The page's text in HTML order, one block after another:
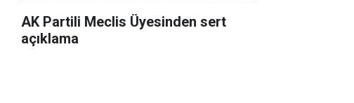
AK Partili Meclis Üyesinden sert
açıklama